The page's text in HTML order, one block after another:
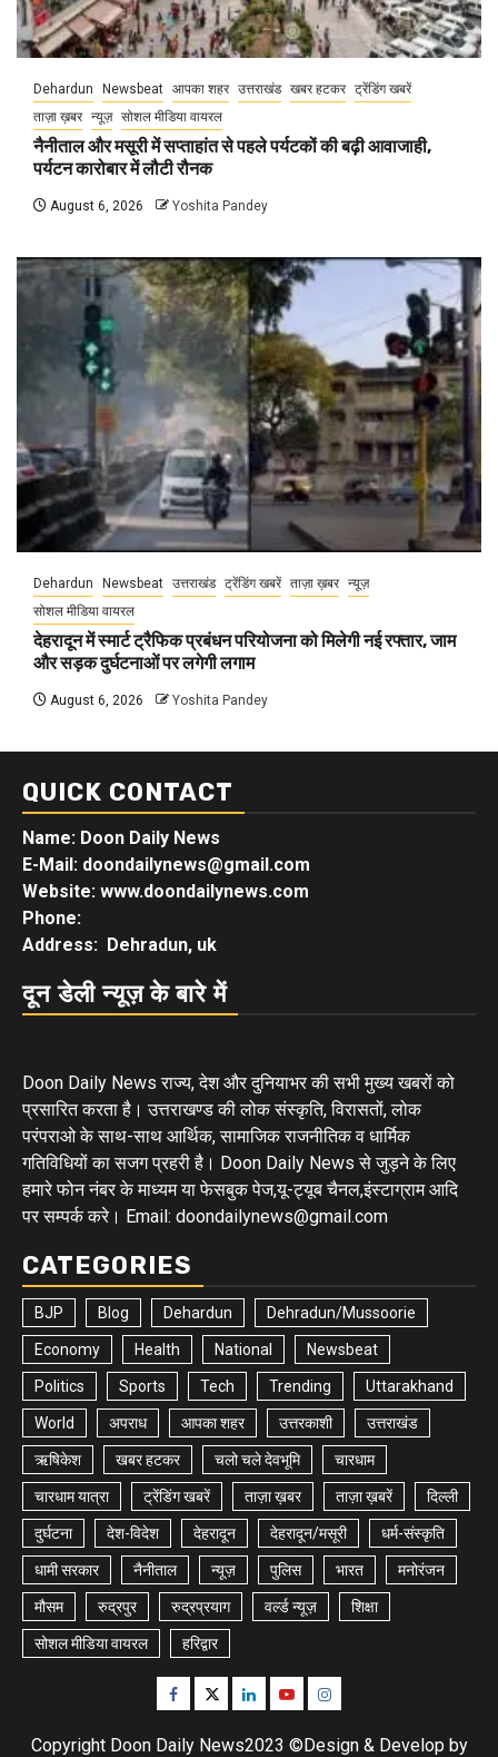
Dehardun Newsbeat आपका शहर उत्तराखंड खबर हटकर ट्रेंडिंग खबरें
ताज़ा ख़बर न्यूज़ सोशल मीडिया वायरल
नैनीताल और मसूरी में सप्ताहांत से पहले पर्यटकों की बढ़ी आवाजाही,
पर्यटन कारोबार में लौटी रौनक
August 6, 2026 Yoshita Pandey
Dehardun Newsbeat उत्तराखंड ट्रेंडिंग खबरें ताज़ा ख़बर न्यूज़
सोशल मीडिया वायरल
देहरादून में स्मार्ट ट्रैफिक प्रबंधन परियोजना को मिलेगी नई रफ्तार, जाम
और सड़क दुर्घटनाओं पर लगेगी लगाम
August 6, 2026 Yoshita Pandey
QUICK CONTACT
Name: Doon Daily News
E-Mail: doondailynews@gmail.com
Website: www.doondailynews.com
Phone:
Address: Dehradun, uk
दून डेली न्यूज़ के बारे में
Doon Daily News राज्य, देश और दुनियाभर की सभी मुख्य खबरों को
प्रसारित करता है। उत्तराखण्ड की लोक संस्कृति, विरासतों, लोक
परंपराओ के साथ-साथ आर्थिक, सामाजिक राजनीतिक व धार्मिक
गतिविधियों का सजग प्रहरी है। Doon Daily News से जुड़ने के लिए
हमारे फोन नंबर के माध्यम या फेसबुक पेज,यू-ट्यूब चैनल,इंस्टाग्राम आदि
पर सम्पर्क करे। Email: doondailynews@gmail.com
CATEGORIES
BJP Blog Dehardun Dehradun/Mussoorie
Economy Health National Newsbeat
Politics Sports Tech Trending Uttarakhand
World अपराध आपका शहर उत्तरकाशी उत्तराखंड
ऋषिकेश खबर हटकर चलो चले देवभूमि चारधाम
चारधाम यात्रा ट्रेंडिंग खबरें ताज़ा ख़बर ताज़ा ख़बरें दिल्ली
दुर्घटना देश-विदेश देहरादून देहरादून/मसूरी धर्म-संस्कृति
धामी सरकार नैनीताल न्यूज़ पुलिस भारत मनोरंजन
मौसम रुद्रपुर रुद्रप्रयाग वर्ल्ड न्यूज़ शिक्षा
सोशल मीडिया वायरल हरिद्वार
Facebook
TwitterLinkedinYoutubeInstagram
Copyright Doon Daily News2023 ©Design & Develop by